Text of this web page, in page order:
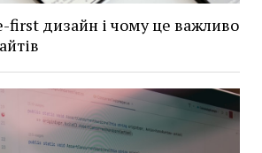
дизайн і чому це важливо